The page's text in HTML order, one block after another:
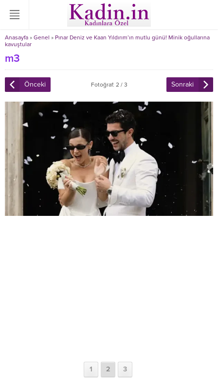
Anasayfa » Genel » Pınar Deniz ve Kaan Yıldırım’ın mutlu günü! Minik oğullarına
kavuştular
m3
Önceki Fotoğraf: 2 / 3 Sonraki
1 2 3